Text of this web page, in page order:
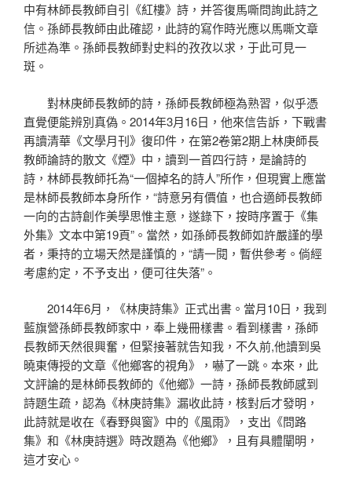
中有林師長教師自引《紅樓》詩，并答復馬嘶問詢此詩之
信。孫師長教師由此確認，此詩的寫作時光應以馬嘶文章
所述為準。孫師長教師對史料的孜孜以求，于此可見一
斑。
對林庚師長教師的詩，孫師長教師極為熟習，似乎憑
直覺便能辨別真偽。2014年3月16日，他來信告訴，下戰書
再讀清華《文學月刊》復印件，在第2卷第2期上林庚師長
教師論詩的散文《煙》中，讀到一首四行詩，是論詩的
詩，林師長教師托為“一個掉名的詩人”所作，但現實上應當
是林師長教師本身所作，“詩意另有價值，也合適師長教師
一向的古詩創作美學思惟主意，遂錄下，按時序置于《集
外集》文本中第19頁”。當然，如孫師長教師如許嚴謹的學
者，秉持的立場天然是謹慎的，“請一閱，暫供參考。倘經
考慮約定，不予支出，便可往失落”。
2014年6月，《林庚詩集》正式出書。當月10日，我到
藍旗營孫師長教師家中，奉上幾冊樣書。看到樣書，孫師
長教師天然很興奮，但緊接著就告知我，不久前,他讀到吳
曉東傳授的文章《他鄉客的視角》，嚇了一跳。本來，此
文評論的是林師長教師的《他鄉》一詩，孫師長教師感到
詩題生疏，認為《林庚詩集》漏收此詩，核對后才發明，
此詩就是收在《春野與窗》中的《風雨》，支出《問路
集》和《林庚詩選》時改題為《他鄉》，且有具體闡明，
這才安心。